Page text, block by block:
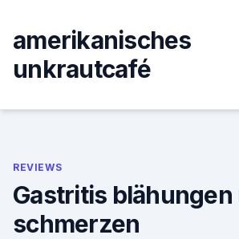
content
amerikanisches
unkrautcafé
REVIEWS
Gastritis blähungen
schmerzen